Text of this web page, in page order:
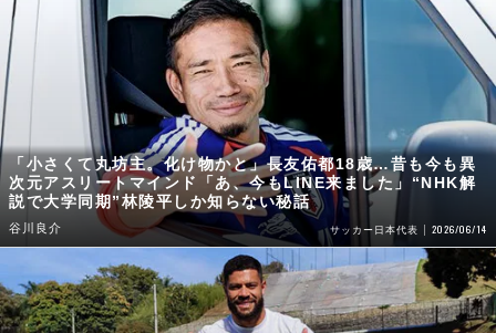
「小さくて丸坊主。化け物かと」長友佑都18歳…昔も今も異
次元アスリートマインド「あ、今もLINE来ました」“NHK解
説で大学同期”林陵平しか知らない秘話
谷川良介 サッカー日本代表 2026/06/14